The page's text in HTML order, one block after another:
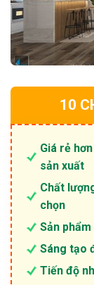
10
Giá rẻ
sản xuất
Chất
chọn
Sản
Sáng tạo
Tiến độ